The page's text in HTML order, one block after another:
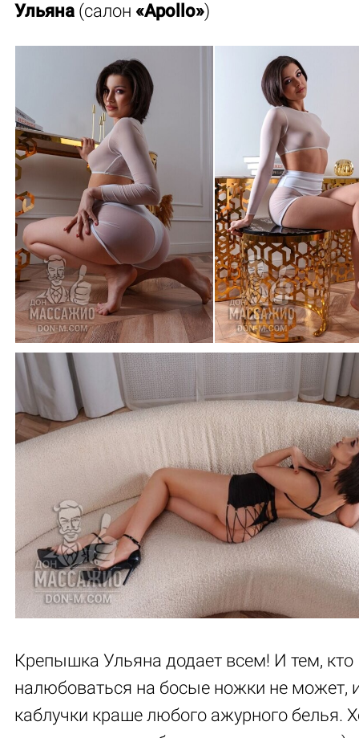
Ульяна (салон «Apollo»)
Крепышка Ульяна додает всем! И тем, кто
налюбоваться на босые ножки не может,
каблучки краше любого ажурного белья.